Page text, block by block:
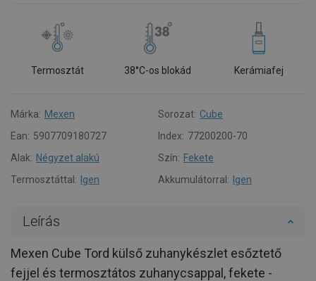
Termosztát 38°C-os blokád Kerámiafej
Márka: Mexen Sorozat: Cube
Ean: 5907709180727 Index: 77200200-70
Alak: Négyzet alakú Szín: Fekete
Termosztáttal:
Igen Akkumulátorral: Igen
Leírás
Mexen Cube Tord külső zuhanykészlet esőztető
fejjel és termosztátos zuhanycsappal, fekete -